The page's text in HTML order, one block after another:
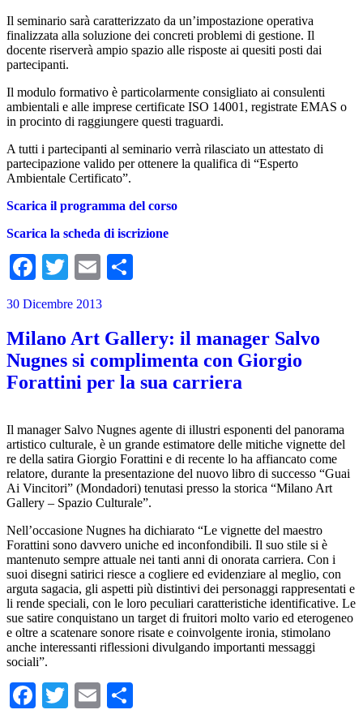
Il seminario sarà caratterizzato da un’impostazione operativa
finalizzata alla soluzione dei concreti problemi di gestione. Il
docente riserverà ampio spazio alle risposte ai quesiti posti dai
partecipanti.
Il modulo formativo è particolarmente consigliato ai consulenti
ambientali e alle imprese certificate ISO 14001, registrate EMAS o
in procinto di raggiungere questi traguardi.
A tutti i partecipanti al seminario verrà rilasciato un attestato di
partecipazione valido per ottenere la qualifica di “Esperto
Ambientale Certificato”.
Scarica il programma del corso
Scarica la scheda di iscrizione
Facebook
TwitterEmail
30 Dicembre 2013
Milano Art Gallery: il manager Salvo
Nugnes si complimenta con Giorgio
Forattini per la sua carriera
Il manager Salvo Nugnes agente di illustri esponenti del panorama
artistico culturale, è un grande estimatore delle mitiche vignette del
re della satira Giorgio Forattini e di recente lo ha affiancato come
relatore, durante la presentazione del nuovo libro di successo “Guai
Ai Vincitori” (Mondadori) tenutasi presso la storica “Milano Art
Gallery – Spazio Culturale”.
Nell’occasione Nugnes ha dichiarato “Le vignette del maestro
Forattini sono davvero uniche ed inconfondibili. Il suo stile si è
mantenuto sempre attuale nei tanti anni di onorata carriera. Con i
suoi disegni satirici riesce a cogliere ed evidenziare al meglio, con
arguta sagacia, gli aspetti più distintivi dei personaggi rappresentati e
li rende speciali, con le loro peculiari caratteristiche identificative. Le
sue satire conquistano un target di fruitori molto vario ed eterogeneo
e oltre a scatenare sonore risate e coinvolgente ironia, stimolano
anche interessanti riflessioni divulgando importanti messaggi
sociali”.
Facebook
TwitterEmail